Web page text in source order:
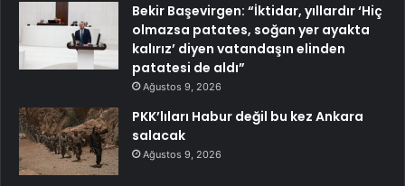
Bekir Başevirgen: “İktidar, yıllardır ‘Hiç
olmazsa patates, soğan yer ayakta
kalırız’ diyen vatandaşın elinden
patatesi de aldı”
Ağustos 9, 2026
PKK’lıları Habur değil bu kez Ankara
salacak
Ağustos 9, 2026